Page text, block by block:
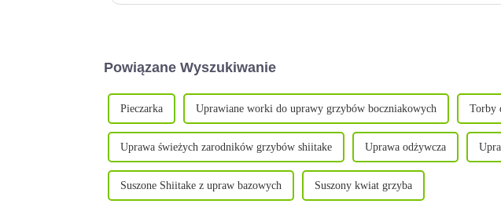
Powiązane Wyszukiwanie
Pieczarka Uprawiane worki do uprawy grzybów boczniakowych Torby
Uprawa świeżych zarodników grzybów shiitake Uprawa odżywcza
Suszone Shiitake z upraw bazowych Suszony kwiat grzyba